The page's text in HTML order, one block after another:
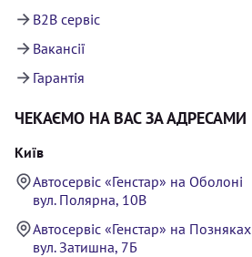
B2B сервіс
Вакансії
Гарантія
ЧЕКАЄМО НА ВАС ЗА АДРЕСАМИ
Київ
Автосервіс «Генстар» на Оболоні
вул. Полярна, 10В
Автосервіс «Генстар» на Позняках
вул. Затишна, 7Б